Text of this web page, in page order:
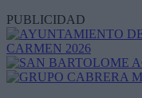
PUBLICIDAD